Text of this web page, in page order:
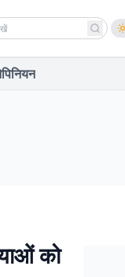
news
को